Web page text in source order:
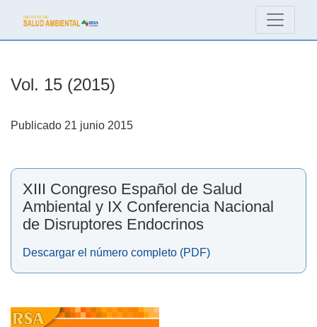
Vol. 15 (2015): XIII Congreso Español de Salud Ambiental
Vol. 15 (2015)
Publicado 21 junio 2015
XIII Congreso Español de Salud
Ambiental y IX Conferencia Nacional
de Disruptores Endocrinos
Descargar el número completo (PDF)